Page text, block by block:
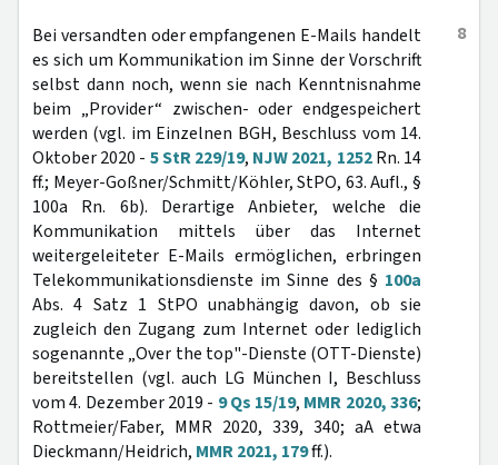
8
Bei versandten oder empfangenen E-Mails handelt
es sich um Kommunikation im Sinne der Vorschrift
selbst dann noch, wenn sie nach Kenntnisnahme
beim „Provider“ zwischen- oder endgespeichert
werden (vgl. im Einzelnen BGH, Beschluss vom 14.
Oktober 2020 - 5 StR 229/19, NJW 2021, 1252Rn. 14
ff.; Meyer-Goßner/Schmitt/Köhler, StPO, 63. Aufl., §
100a Rn. 6b). Derartige Anbieter, welche die
Kommunikation mittels über das Internet
weitergeleiteter E-Mails ermöglichen, erbringen
Telekommunikationsdienste im Sinne des § 100a
Abs. 4 Satz 1 StPO unabhängig davon, ob sie
zugleich den Zugang zum Internet oder lediglich
sogenannte „Over the top"-Dienste (OTT-Dienste)
bereitstellen (vgl. auch LG München I, Beschluss
vom 4. Dezember 2019 - 9 Qs 15/19, MMR 2020, 336;
Rottmeier/Faber, MMR 2020, 339, 340; aA etwa
Dieckmann/Heidrich, MMR 2021, 179ff.).